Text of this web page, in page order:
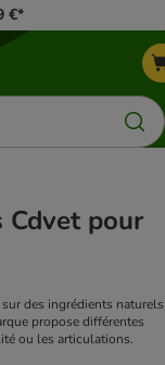
€*
pour
des ingrédients naturels
propose différentes
ou les articulations.